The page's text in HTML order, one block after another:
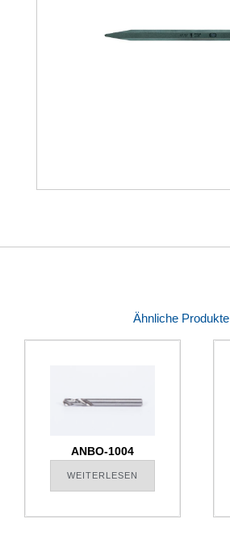
Ähnliche Produkte
ANBO-1004
WEITERLESEN